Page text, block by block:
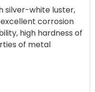
silver-white luster,
excellent corrosion
high hardness of
of metal